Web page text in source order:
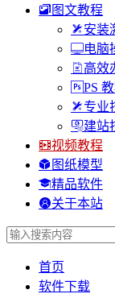
图文教程
安装
电脑
高效
PS
专业
建站
视频教程
图纸模型
精品软件
关于本站
首页
软件下载